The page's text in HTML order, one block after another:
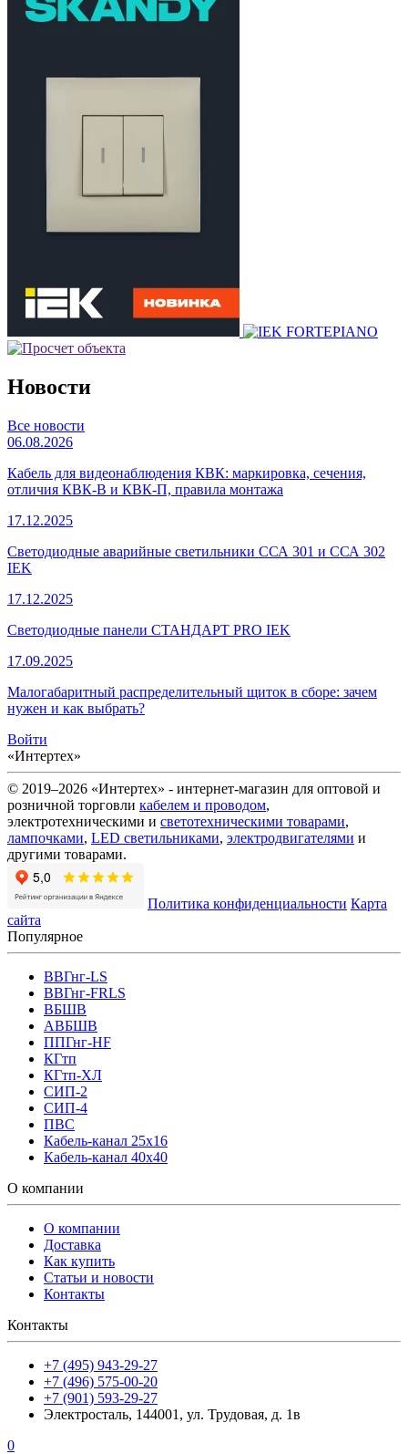
Новости
Все новости
06.08.2026
Кабель для видеонаблюдения КВК: маркировка, сечения,
отличия КВК-В и КВК-П, правила монтажа
17.12.2025
Светодиодные аварийные светильники ССА 301 и ССА 302
IEK
17.12.2025
Светодиодные панели СТАНДАРТ PRO IEK
17.09.2025
Малогабаритный распределительный щиток в сборе: зачем
нужен и как выбрать?
Войти
«Интертех»
© 2019–2026 «Интертех» - интернет-магазин для оптовой и
розничной торговли кабелем и проводом,
электротехническими и светотехническими товарами,
лампочками, LED светильниками, электродвигателями и
другими товарами.
Политика конфиденциальности Карта
сайта
Популярное
ВВГнг-LS
ВВГнг-FRLS
ВБШВ
АВБШВ
ППГнг-HF
КГтп
КГтп-ХЛ
СИП-2
СИП-4
ПВС
Кабель-канал 25х16
Кабель-канал 40х40
О компании
О компании
Доставка
Как купить
Статьи и новости
Контакты
Контакты
+7 (495) 943-29-27
+7 (496) 575-00-20
+7 (901) 593-29-27
Электросталь, 144001, ул. Трудовая, д. 1в
0